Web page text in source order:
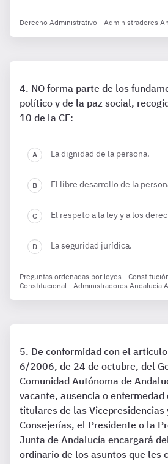
Derecho Administrativo - Administradores
NO forma parte de los
político y de la paz social,
10 de la CE:
La dignidad de la persona.
El libre desarrollo de la
El respeto a la ley y a los
La seguridad jurídica.
Preguntas ordenadas por leyes -
Constitucional - Administradores Andalucía
De conformidad con el
6/2006, de 24 de octubre, del
Comunidad Autónoma de
vacante, ausencia o enfermedad
titulares de las Vicepresidencias
Consejerías, el Presidente o la
Junta de Andalucía encargará
ordinario de los asuntos que les